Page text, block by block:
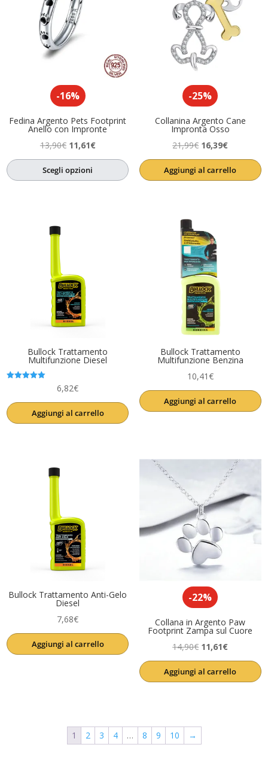
-16%
Fedina Argento Pets Footprint
Anello con Impronte
13,90€ Il
prezzo
originale
11,61€Il
prezzo
Scegli opzioni
-25%
Collanina Argento Cane
Impronta Osso
21,99€ Il
prezzo
originale
16,39€Il
prezzo
attuale
Aggiungi al carrello
Bullock Trattamento
Multifunzione Diesel
6,82€
Aggiungi al carrello
Bullock Trattamento
Multifunzione Benzina
10,41€
Aggiungi al carrello
Bullock Trattamento Anti-Gelo
Diesel
7,68€
Aggiungi al carrello
-22%
Collana in Argento Paw
Footprint Zampa sul Cuore
14,90€ Il
prezzo
originale
11,61€Il
prezzo
attuale
Aggiungi al carrello
1 2 3 4 … 8 9 10 →